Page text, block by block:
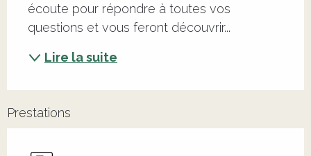
écoute pour répondre à toutes vos
questions et vous feront découvrir...
Lire la suite
Prestations